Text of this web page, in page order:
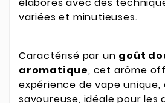
élaborés avec des
variées et minutieuses.
Caractérisé par un goût
aromatique, cet arôme
expérience de vape unique,
savoureuse, idéale pour les